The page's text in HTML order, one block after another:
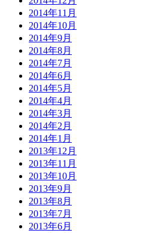
2014年11月
2014年10月
2014年9月
2014年8月
2014年7月
2014年6月
2014年5月
2014年4月
2014年3月
2014年2月
2014年1月
2013年12月
2013年11月
2013年10月
2013年9月
2013年8月
2013年7月
2013年6月